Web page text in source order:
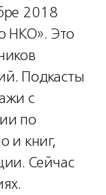
2018
НКО». Это
Подкасты
с
по
и книг,
Сейчас